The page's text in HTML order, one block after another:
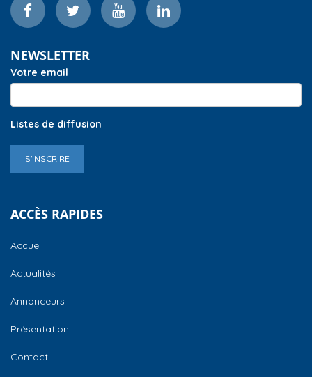
NEWSLETTER
Votre email
Listes de diffusion
S'INSCRIRE
ACCÈS RAPIDES
Accueil
Actualités
Annonceurs
Présentation
Contact